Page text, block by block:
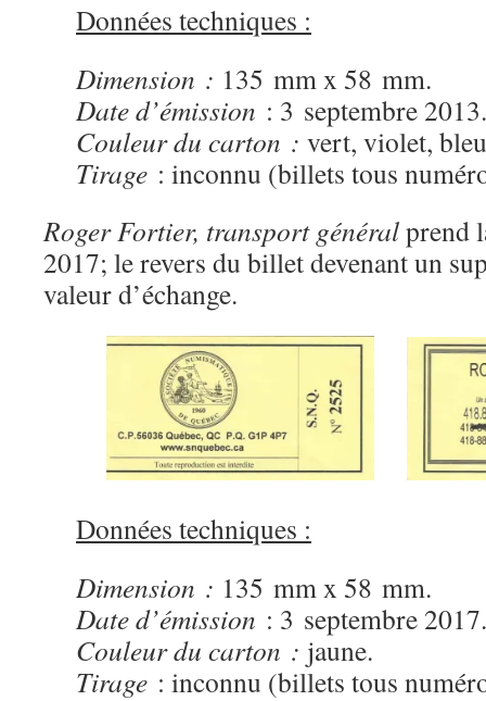
Données techniques :
Dimension : 135 mm x 58 mm.
Date d’émission : 3 septembre 2013.
Couleur du carton : vert, violet,
Tirage : inconnu (billets tous
Roger Fortier, transport généralprend
2017; le revers du billet devenant un
valeur d’échange.
Données techniques :
Dimension : 135 mm x 58 mm.
Date d’émission : 3 septembre 2017.
Couleur du carton : jaune.
Tirage : inconnu (billets tous